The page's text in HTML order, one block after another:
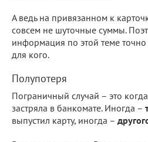
А ведь на привязанном к
совсем не шуточные суммы.
информация по этой теме
для кого.
Полупотеря
Пограничный случай – это
застряла в банкомате. Иногда –
выпустил карту, иногда –